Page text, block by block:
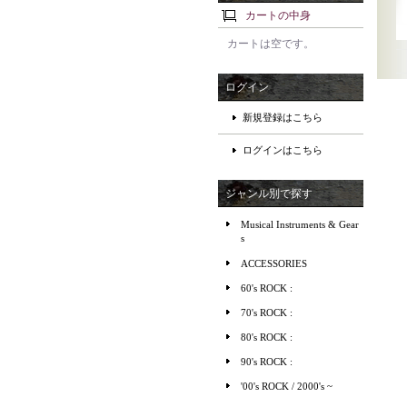
カートの中身
カートは空です。
ログイン
新規登録はこちら
ログインはこちら
ジャンル別で探す
Musical Instruments & Gear
s
ACCESSORIES
60's ROCK :
70's ROCK :
80's ROCK :
90's ROCK :
'00's ROCK / 2000's ~